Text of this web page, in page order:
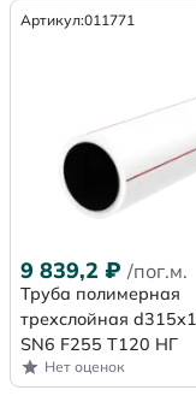
Артикул:011771
9 839,2 ₽ /пог.м.
Труба полимерная
трехслойная
SN6 F255 Т120 НГ
Нет оценок